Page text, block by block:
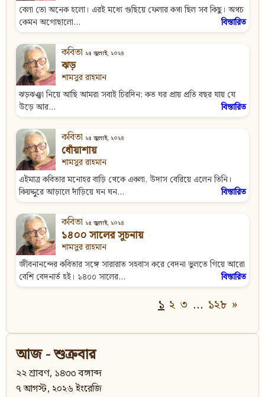
বেলা তো অনেক হলো। এরই মধ্যে গুছিয়ে ফেলার কথা ছিল সব কিছু। অথচ
কেমন অগোছালো...
বিস্তারিত
কবিতা ২৫ জুলাই, ২০২৪
ঝড়
শামসুর রাহমান
ঝড়ঝঞ্ঝা নিয়ে আছি আমরা সবাই চিরদিন; কত ঘর প্রায় প্রতি বছর যায় যে
উড়ে আর...
বিস্তারিত
কবিতা ২৫ জুলাই, ২০২৪
ধোঁয়াশায়
শামসুর রাহমান
এইমাত্র কবিতার মনোহর বাড়ি থেকে একলা, উদাস বেরিয়ে এলেন তিনি।
কিয়দ্দুরে আড়ালে দাঁড়িয়ে ঘন ঘন...
বিস্তারিত
কবিতা ২৫ জুলাই, ২০২৪
১৪০০ সালের সূচনায়
শামসুর রাহমান
জীবনানন্দের কবিতার সঙ্গে সারারাত সহবাস করে বেদনা ভুলতে গিয়ে আরো
বেশি বেদনার্ত হই। ১৪০০ সালের...
বিস্তারিত
১ ২ ৩ … ১২৮ »
আজ - শুক্রবার
২২ শ্রাবণ, ১৪৩৩ বঙ্গাব্দ
৭ আগস্ট, ২০২৬ ইংরেজি